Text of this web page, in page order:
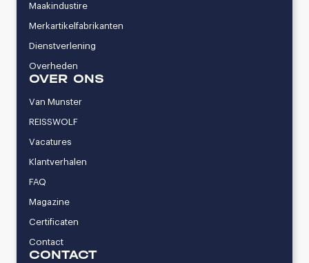
Maakindustire
Merkartikelfabrikanten
Dienstverlening
Overheden
OVER ONS
Van Munster
REISSWOLF
Vacatures
Klantverhalen
FAQ
Magazine
Certificaten
Contact
CONTACT